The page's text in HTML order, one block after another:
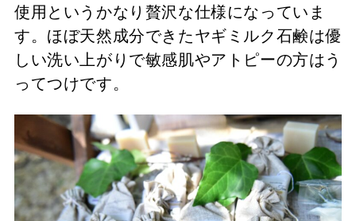
使用というかなり贅沢な仕様になっていま
す。ほぼ天然成分できたヤギミルク石鹸は優
しい洗い上がりで敏感肌やアトピーの方はう
ってつけです。